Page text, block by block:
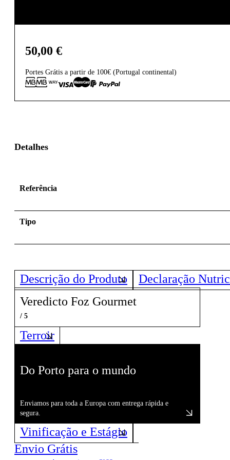
50,00 €
Portes Grátis a partir de 100€ (Portugal continental)
Detalhes
Referência
Tipo
Descrição do Produto
Declaração
Veredicto Foz Gourmet
/ 5
Terroir
Do Porto para o mundo
Enviamos para toda a Europa com entrega rápida e
segura.
Vinificação e Estágio
Envio Grátis